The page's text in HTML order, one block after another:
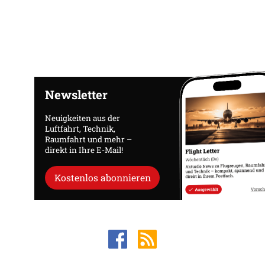
Newsletter
Neuigkeiten aus der
Luftfahrt, Technik,
Raumfahrt und mehr –
direkt in Ihre E-Mail!
Kostenlos abonnieren